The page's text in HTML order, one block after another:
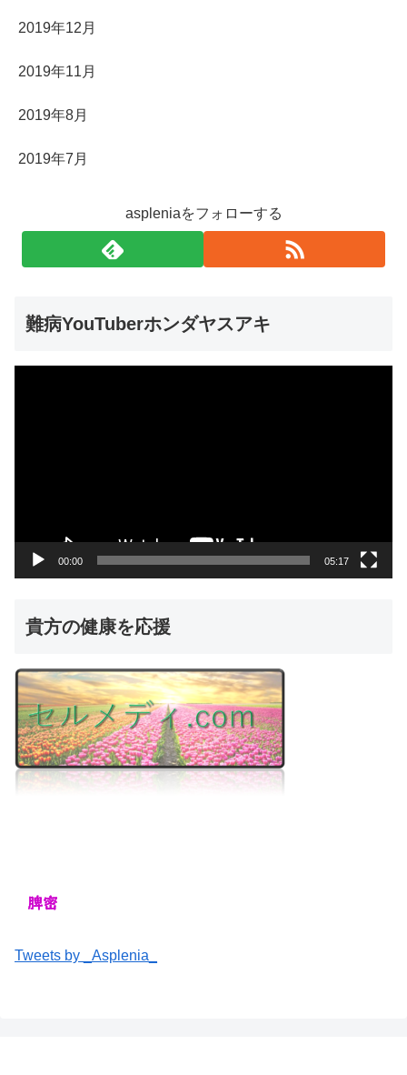
2019年12月
2019年11月
2019年8月
2019年7月
aspleniaをフォローする
難病YouTuberホンダヤスアキ
00:00 05:17
貴方の健康を応援
Tweets by _Asplenia_